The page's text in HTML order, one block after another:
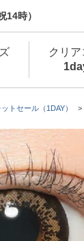
14時）
トセール（1DAY）
クリア
新商品
新商品